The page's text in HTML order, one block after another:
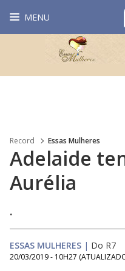
MENU
Record Essas Mulheres
Adelaide
Aurélia
.
ESSAS MULHERES | Do R7
20/03/2019 - 10H27